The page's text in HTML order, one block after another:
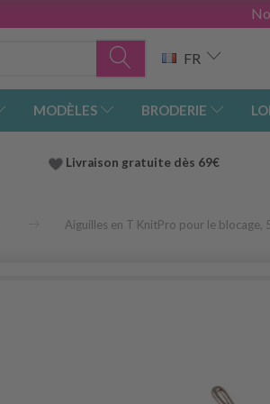
FR
MODÈLES BRODERIE
Livraison gratuite dès 69€
Aiguilles en T KnitPro pour le blocage,